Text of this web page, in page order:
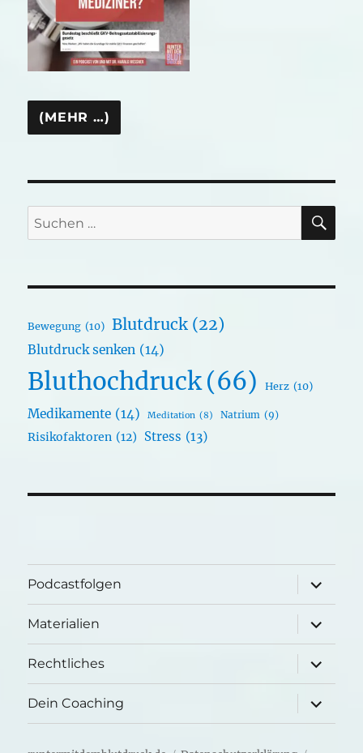
Suchen
nach:
Bewegung (10) Blutdruck (22)
Blutdruck senken (14)
Bluthochdruck(66) Herz (10)
Medikamente (14) Meditation (8) Natrium (9)
Risikofaktoren (12) Stress (13)
Podcastfolgen
öffnen
Materialien
öffnen
Rechtliches
öffnen
Dein Coaching
öffnen